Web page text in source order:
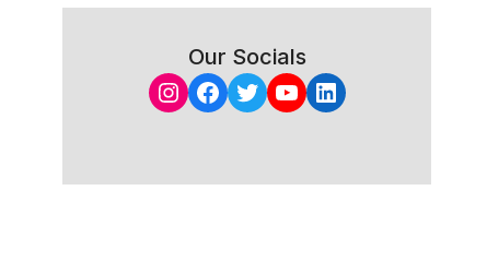
Our Socials
Instagram
Facebook
Twitter
YouTube
LinkedIn